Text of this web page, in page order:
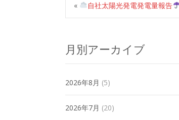
« 自社太陽光発電発電量報告
月別アーカイブ
2026年8月 (5)
2026年7月 (20)